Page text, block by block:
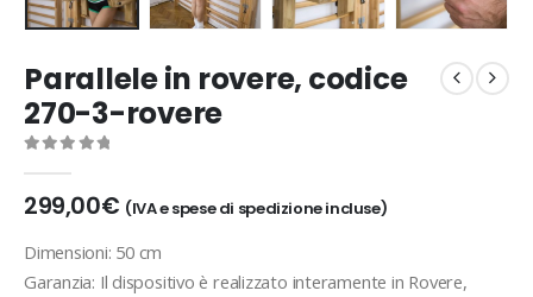
Parallele in rovere, codice
270-3-rovere
299,00€ (IVA e spese di spedizione incluse)
Dimensioni: 50 cm
Garanzia: Il dispositivo è realizzato interamente in Rovere,